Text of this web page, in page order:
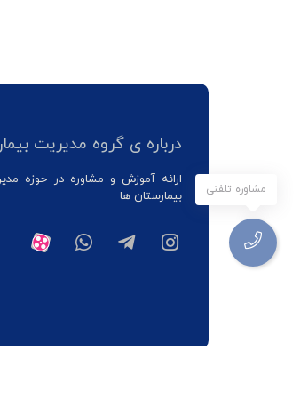
درباره ی گروه مدیریت
ارائه آموزش و مشاوره در حوزه
بیمارستان ها
مشاوره تلفنی